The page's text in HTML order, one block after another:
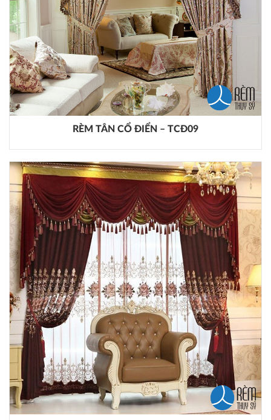
RÈM TÂN CỔ ĐIỂN – TCĐ09